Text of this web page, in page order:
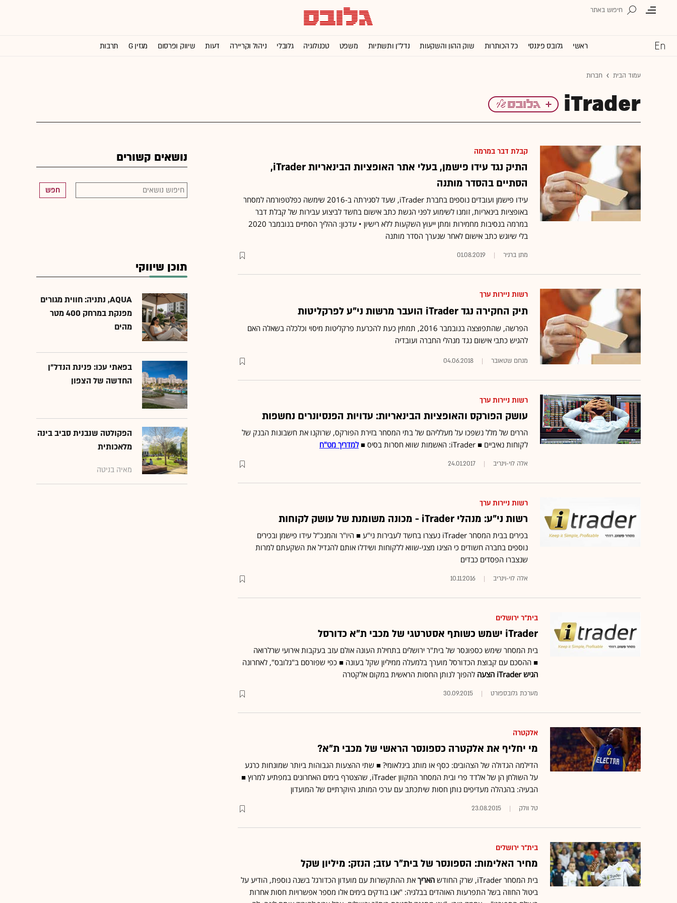
ראשי גלובס פיננסי כל הכותרות שוק ההון והשקעות נדל''ן ותשתיות משפט טכנולוגיה גלובלי ניהול וקריירה דעות שיווק ופרסום מגזין G תרבות
עמוד הבית חברות
iTrader
קבלת דבר במרמה
התיק נגד עידו פישמן, בעלי אתר האופציות הבינאריות iTrader,
הסתיים בהסדר מותנה
עידו פישמן ועובדים נוספים בחברת iTrader, שעד לסגירתה ב-2016 שימשה כפלטפורמה למסחר
באופציות בינאריות, זומנו לשימוע לפני הגשת כתב אישום בחשד לביצוע עבירות של קבלת דבר
במרמה בנסיבות מחמירות ומתן ייעוץ השקעות ללא רישיון • עדכון: ההליך הסתיים בנובמבר 2020
בלי שיוגש כתב אישום לאחר שנערך הסדר מותנה
מתן ברניר 01.08.2019
רשות ניירות ערך
תיק החקירה נגד iTrader הועבר מרשות ני"ע לפרקליטות
הפרשה, שהתפוצצה בנובמבר 2016, תמתין כעת להכרעת פרקליטות מיסוי וכלכלה בשאלה האם
להגיש כתבי אישום נגד מנהלי החברה ועובדיה
מנחם שטאובר 04.06.2018
רשות ניירות ערך
עושק הפורקס והאופציות הבינאריות: עדויות הפנסיונרים נחשפות
הררים של מלל נשפכו על מעלליהם של בתי המסחר בזירת הפורקס, שרוקנו את חשבונות הבנק של
לקוחות נאיביים ■ iTrader: האשמות שווא חסרות בסיס ■
למדריך מט"ח
אלה לוי-וינריב 24.01.2017
רשות ניירות ערך
רשות ני"ע: מנהלי iTrader - מכונה משומנת של עושק לקוחות
בכירים בבית המסחר iTrader נעצרו בחשד לעבירות ני"ע ■ היו"ר והמנכ"ל עידו פישמן ובכירים
נוספים בחברה חשודים כי הציגו מצגי-שווא ללקוחות ושידלו אותם להגדיל את השקעתם למרות
שנצברו הפסדים כבדים
אלה לוי-וינריב 10.11.2016
בית"ר ירושלים
iTrader ישמש כשותף אסטרטגי של מכבי ת"א כדורסל
בית המסחר שימש כספונסר של בית"ר ירושלים בתחילת העונה אולם עזב בעקבות אירועי שרלרואה
■ ההסכם עם קבוצת הכדורסל מוערך בלמעלה ממיליון שקל בעונה ■ כפי שפורסם ב"גלובס", לאחרונה
הגיש iTrader הצעה
להפוך לנותן החסות הראשית במקום אלקטרה
מערכת גלובספורט 30.09.2015
אלקטרה
מי יחליף את אלקטרה כספונסר הראשי של מכבי ת"א?
הדילמה הגדולה של הצהובים: כסף או מותג בינלאומי? ■ שתי ההצעות הגבוהות ביותר שמונחות כרגע
על השולחן הן של אלדד פרי ובית המסחר המקוון iTrader, שהצטרף בימים האחרונים במפתיע למרוץ ■
הבעיה: בהנהלה מעדיפים נותן חסות שיתכתב עם ערכי המותג היוקרתיים של המועדון
טל וולק 23.08.2015
בית"ר ירושלים
מחיר האלימות: הספונסר של בית"ר עזב; הנזק: מיליון שקל
בית המסחר iTrader, שרק החודש האריך את ההתקשרות עם מועדון הכדורגל בשנה נוספת, הודיע על
ביטול החוזה בשל התפרעות האוהדים בבלגיה: "אנו בודקים בימים אלו מספר אפשרויות חסות אחרות
נושאים קשורים
חפש
תוכן שיווקי
AQUA, נתניה: חווית מגורים
מפנקת במרחק 400 מטר
מהים
בפאתי עכו: פנינת הנדל"ן
החדשה של הצפון
הפקולטה שנבנית סביב בינה
מלאכותית
מאיה בניטה